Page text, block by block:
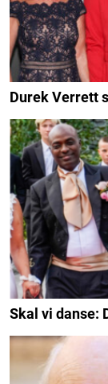
Durek Verrett
Skal vi danse: